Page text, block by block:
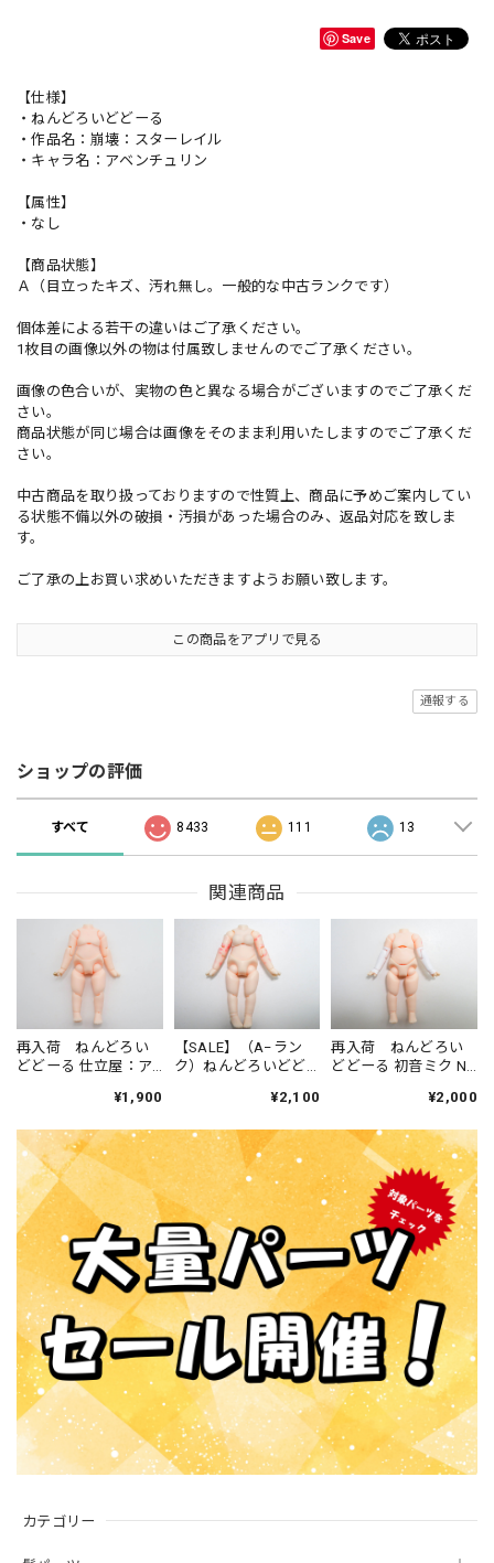
カテゴリー
Save
【仕様】
・ねんどろいどどーる
・作品名：崩壊：スターレイル
・キャラ名：アベンチュリン
【属性】
・なし
【商品状態】
Ａ（目立ったキズ、汚れ無し。一般的な中古ランクです）
個体差による若干の違いはご了承ください。
1枚目の画像以外の物は付属致しませんのでご了承ください。
画像の色合いが、実物の色と異なる場合がございますのでご了承くだ
さい。
商品状態が同じ場合は画像をそのまま利用いたしますのでご了承くだ
さい。
中古商品を取り扱っておりますので性質上、商品に予めご案内してい
る状態不備以外の破損・汚損があった場合のみ、返品対応を致しま
す。
ご了承の上お買い求めいただきますようお願い致します。
この商品をアプリで見る
通報する
ショップの評価
すべて 8433 111 13
関連商品
再入荷 ねんどろい
どどーる 仕立屋：ア
¥1,900
【SALE】（A−ラン
ク）ねんどろいどど
¥2,100
再入荷 ねんどろい
どどーる 初音ミク NT
¥2,000